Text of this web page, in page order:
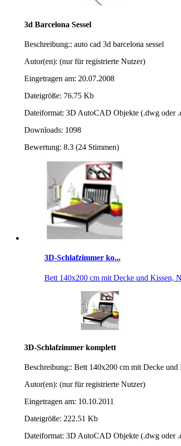
3d Barcelona Sessel
Beschreibung:: auto cad 3d barcelona sessel
Autor(en): (nur für registrierte Nutzer)
Eingetragen am: 20.07.2008
Dateigröße: 76.75 Kb
Dateiformat: 3D AutoCAD Objekte (.dwg oder
Downloads: 1098
Bewertung: 8.3 (24 Stimmen)
3D-Schlafzimmer ko...
Bett 140x200 cm mit Decke und Kissen,
3D-Schlafzimmer komplett
Beschreibung:: Bett 140x200 cm mit Decke
Autor(en): (nur für registrierte Nutzer)
Eingetragen am: 10.10.2011
Dateigröße: 222.51 Kb
Dateiformat: 3D AutoCAD Objekte (.dwg oder